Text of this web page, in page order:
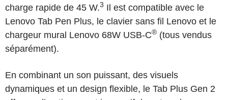
charge rapide de 45 W.3 Il est compatible avec le
Lenovo Tab Pen Plus, le clavier sans fil Lenovo et le
chargeur mural Lenovo 68W USB-C® (tous vendus
séparément).
En combinant un son puissant, des visuels
dynamiques et un design flexible, le Tab Plus Gen 2